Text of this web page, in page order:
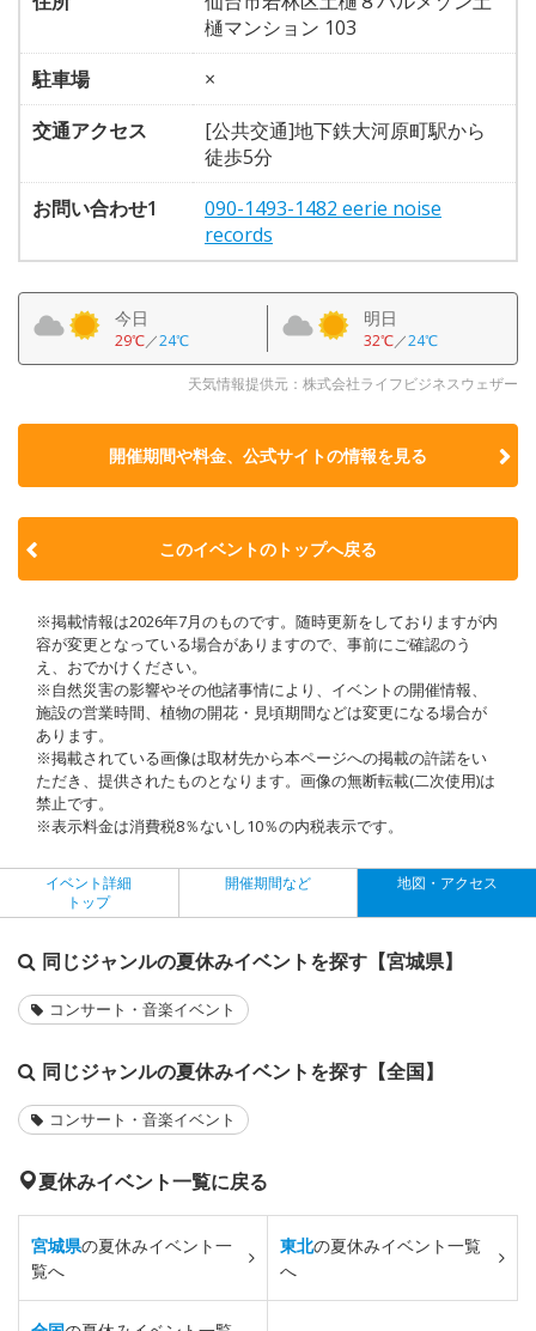
樋マンション 103
駐車場
×
交通アクセス
[公共交通]地下鉄大河原町駅から
徒歩5分
お問い合わせ1
090-1493-1482 eerie noise
records
今日
29℃／24℃
明日
32℃／24℃
天気情報提供元：株式会社ライフビジネスウェザー
開催期間や料金、公式サイトの情報を見る
このイベントのトップへ戻る
※掲載情報は2026年7月のものです。随時更新をしておりますが内
容が変更となっている場合がありますので、事前にご確認のう
え、おでかけください。
※自然災害の影響やその他諸事情により、イベントの開催情報、
施設の営業時間、植物の開花・見頃期間などは変更になる場合が
あります。
※掲載されている画像は取材先から本ページへの掲載の許諾をい
ただき、提供されたものとなります。画像の無断転載(二次使用)は
禁止です。
※表示料金は消費税8％ないし10％の内税表示です。
イベント詳細
トップ
開催期間など 地図・アクセス
同じジャンルの夏休みイベントを探す【宮城県】
コンサート・音楽イベント
同じジャンルの夏休みイベントを探す【全国】
コンサート・音楽イベント
夏休みイベント一覧に戻る
宮城県の夏休みイベント一
覧へ
東北の夏休みイベント一覧
へ